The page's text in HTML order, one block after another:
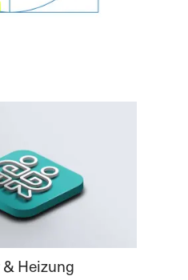
Heizung